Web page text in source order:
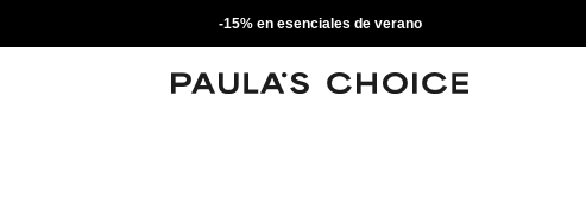
-15% en esenciales de verano